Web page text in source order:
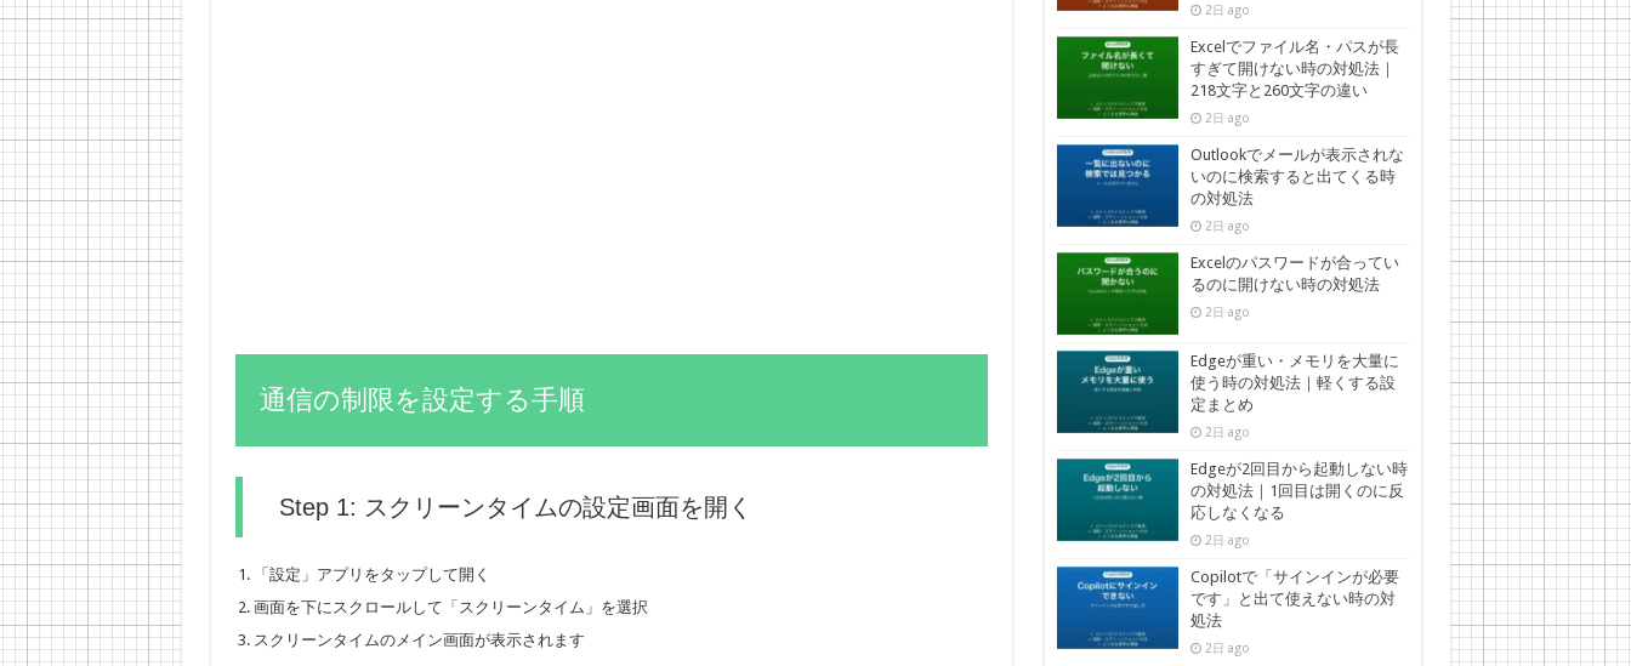
通信の制限を設定する手順
Step 1: スクリーンタイムの設定画面を開く
「設定」アプリをタップして開く
画面を下にスクロールして「スクリーンタイム」を選択
スクリーンタイムのメイン画面が表示されます
2日 ago
Excelでファイル名・パスが長
すぎて開けない時の対処法｜
218文字と260文字の違い
2日 ago
Outlookでメールが表示されな
いのに検索すると出てくる時
の対処法
2日 ago
Excelのパスワードが合ってい
るのに開けない時の対処法
2日 ago
Edgeが重い・メモリを大量に
使う時の対処法｜軽くする設
定まとめ
2日 ago
Edgeが2回目から起動しない時
の対処法｜1回目は開くのに反
応しなくなる
2日 ago
Copilotで「サインインが必要
です」と出て使えない時の対
処法
2日 ago